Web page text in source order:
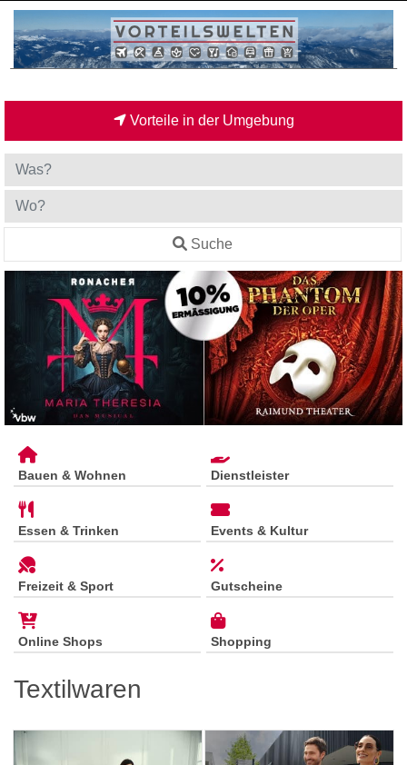
Vorteile in der Umgebung
Suche
Bauen & Wohnen Dienstleister
Essen & Trinken Events & Kultur
Freizeit & Sport Gutscheine
Online Shops Shopping
Textilwaren